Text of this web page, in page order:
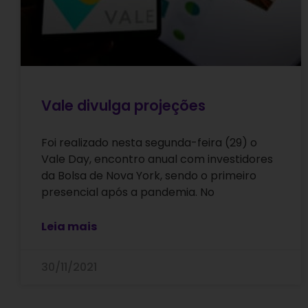
Vale divulga projeções
Foi realizado nesta segunda-feira (29) o
Vale Day, encontro anual com investidores
da Bolsa de Nova York, sendo o primeiro
presencial após a pandemia. No
Leia mais